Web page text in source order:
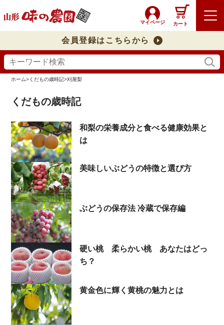
マイページ カート
会員登録はこちらから
ホーム>くだもの歳時記>刈屋梨
くだもの歳時記
和梨の栄養成分と食べる健康効果と
は
美味しいぶどうの特徴と選び方
ぶどうの保存法 冷蔵で保存編
硬い桃 柔らかい桃 あなたはどっ
ち？
黄金色に輝く黄桃の魅力とは